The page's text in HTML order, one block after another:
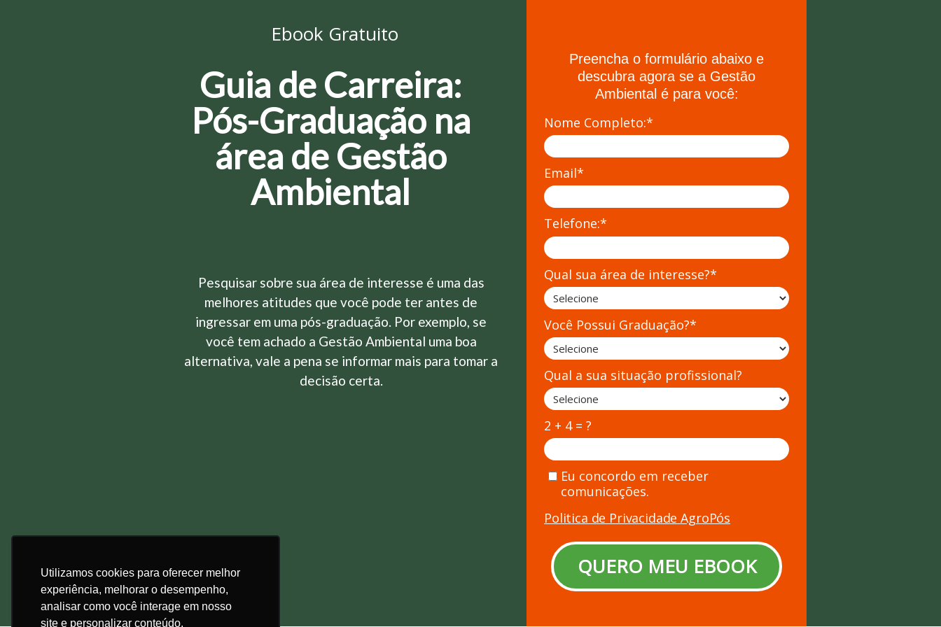
Utilizamos cookies para oferecer melhor
experiência, melhorar o desempenho,
analisar como você interage em nosso
site e personalizar conteúdo.
Ebook Gratuito
Guia de Carreira:
Pós-Graduação na
área de Gestão
Ambiental
Pesquisar sobre sua área de interesse é uma das
melhores atitudes que você pode ter antes de
ingressar em uma pós-graduação. Por exemplo, se
você tem achado a Gestão Ambiental uma boa
alternativa, vale a pena se informar mais para tomar a
decisão certa.
Preencha o formulário abaixo e
descubra agora se a Gestão
Ambiental é para você:
Nome Completo:*
Email*
Telefone:*
Qual sua área de interesse?*
Você Possui Graduação?*
Qual a sua situação profissional?
2 + 4 = ?
Eu concordo em receber
comunicações.
Politica de Privacidade AgroPós
QUERO MEU EBOOK